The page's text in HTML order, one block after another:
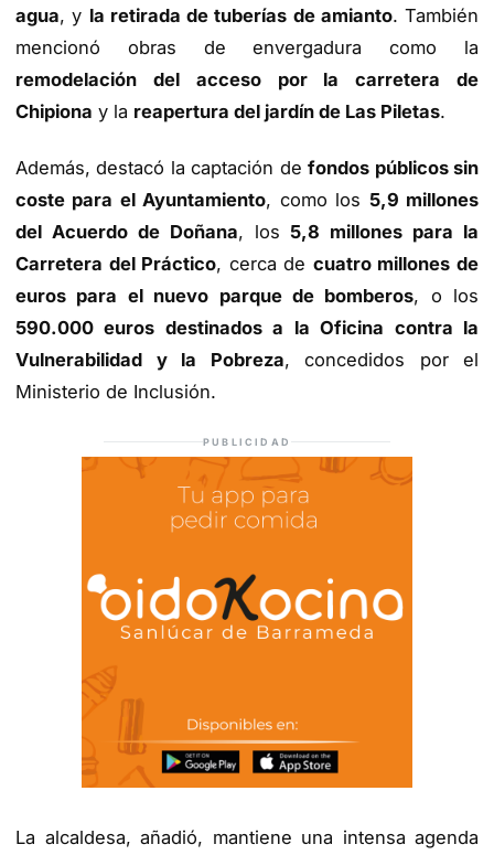
agua, y la retirada de tuberías de amianto. También
mencionó obras de envergadura como la
remodelación del acceso por la carretera de
Chipiona y la reapertura del jardín de Las Piletas.
Además, destacó la captación defondos públicos sin
coste para el Ayuntamiento, como los 5,9 millones
del Acuerdo de Doñana, los 5,8 millones para la
Carretera del Práctico, cerca de cuatro millones de
euros para el nuevo parque de bomberos, o los
590.000 euros destinados a la Oficina contra la
Vulnerabilidad y la Pobreza, concedidos por el
Ministerio de Inclusión.
PUBLICIDAD
La alcaldesa, añadió, mantiene una intensa agenda